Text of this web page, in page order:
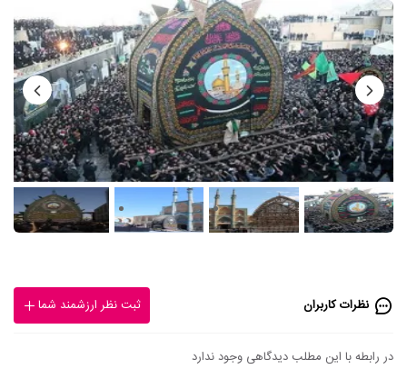
نظرات کاربران ثبت نظر ارزشمند شما
در رابطه با این مطلب دیدگاهی وجود ندارد